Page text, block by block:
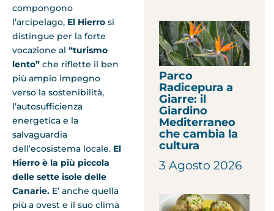
compongono
l’arcipelago, El Hierro si
distingue per la forte
vocazione al “turismo
lento” che riflette il ben
più ampio impegno
verso la sostenibilità,
l’autosufficienza
energetica e la
salvaguardia
dell’ecosistema locale. El
Hierro è la più piccola
delle sette isole delle
Canarie. E’ anche quella
più a ovest e il suo clima
Parco
Radicepura a
Giarre: il
Giardino
Mediterraneo
che cambia la
cultura
3 Agosto 2026